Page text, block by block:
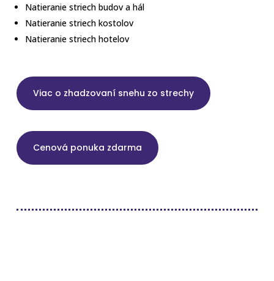
Natieranie striech budov a hál
Natieranie striech kostolov
Natieranie striech hotelov
Viac o zhadzovaní snehu zo strechy
Cenová ponuka zdarma